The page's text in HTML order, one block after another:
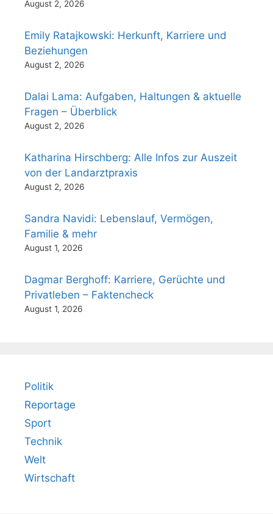
August 2, 2026
Emily Ratajkowski: Herkunft, Karriere und
Beziehungen
August 2, 2026
Dalai Lama: Aufgaben, Haltungen & aktuelle
Fragen – Überblick
August 2, 2026
Katharina Hirschberg: Alle Infos zur Auszeit
von der Landarztpraxis
August 2, 2026
Sandra Navidi: Lebenslauf, Vermögen,
Familie & mehr
August 1, 2026
Dagmar Berghoff: Karriere, Gerüchte und
Privatleben – Faktencheck
August 1, 2026
Politik
Reportage
Sport
Technik
Welt
Wirtschaft